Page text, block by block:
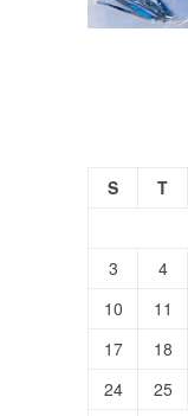
S
T
3
4
10
11
17
18
24
25